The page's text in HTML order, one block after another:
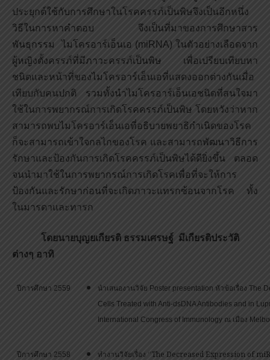
ประยุกต์ใช้กับการศึกษาในโรคครรภ์เป็นพิษจึงเป็นอีกหนึ่ง
วิธีในการหาคำตอบ จึงเป็นที่มาของการศึกษาสาร
พันธุกรรม ไมโครอาร์เอ็นเอ (miRNA) ในตัวอย่างเลือดจาก
ผู้หญิงตั้งครรภ์ที่มีภาวะครรภ์เป็นพิษ เพื่อเปรียบเทียบหา
ชนิดและหน้าที่ของไมโครอาร์เอ็นเอที่แสดงออกต่างกันเมื่อ
เทียบกับคนปกติ รวมทั้งนำไมโครอาร์เอ็นเอชนิดที่สนใจมา
ใช้ในการพยากรณ์การเกิดโรคครรภ์เป็นพิษ โดยหวังว่าหาก
สามารถพบไมโครอาร์เอ็นเอที่อธิบายพยาธิกำเนิดของโรค
ก็จะสามารถเข้าใจกลไกของโรค และสามารถพัฒนาวิธีการ
รักษาและป้องกันการเกิดโรคครรภ์เป็นพิษได้ดียิ่งขึ้น ตลอด
จนนำมาใช้ในการพยากรณ์การเกิดโรคเพื่อที่จะให้การ
ป้องกันและรักษาก่อนที่จะเกิดภาวะแทรกซ้อนจากโรค ทั้ง
ในมารดาและทารก
โดยนายบุญยเกียรติ ธรรมเศรษฐ์ มีเกียรติประวัติ
ต่างๆ อาทิ
ปีการศึกษา 2559
นำเสนองานวิจัย Poster presentation หัวข้อเรื่อง The
Cells Treated with Anti-dsDNA Antibodies and in
International Congress of Immunology ณ เมือง
ปีการศึกษา 2558 ทำงานวิจัยเรื่อง “The Decreased Expression of